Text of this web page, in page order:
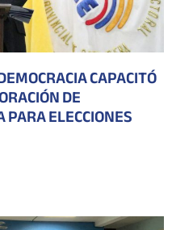
CAPACITÓ
DE
ELECCIONES